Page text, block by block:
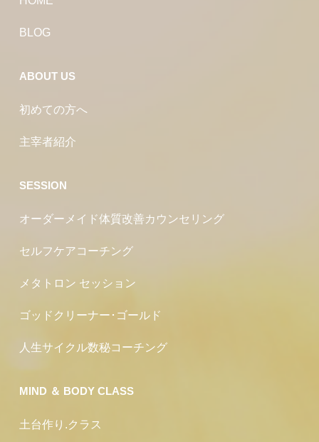
BLOG
ABOUT US
初めての方へ
主宰者紹介
SESSION
オーダーメイド体質改善カウンセリング
セルフケアコーチング
メタトロン セッション
ゴッドクリーナー･ゴールド
人生サイクル数秘コーチング
MIND ＆ BODY CLASS
土台作り.クラス